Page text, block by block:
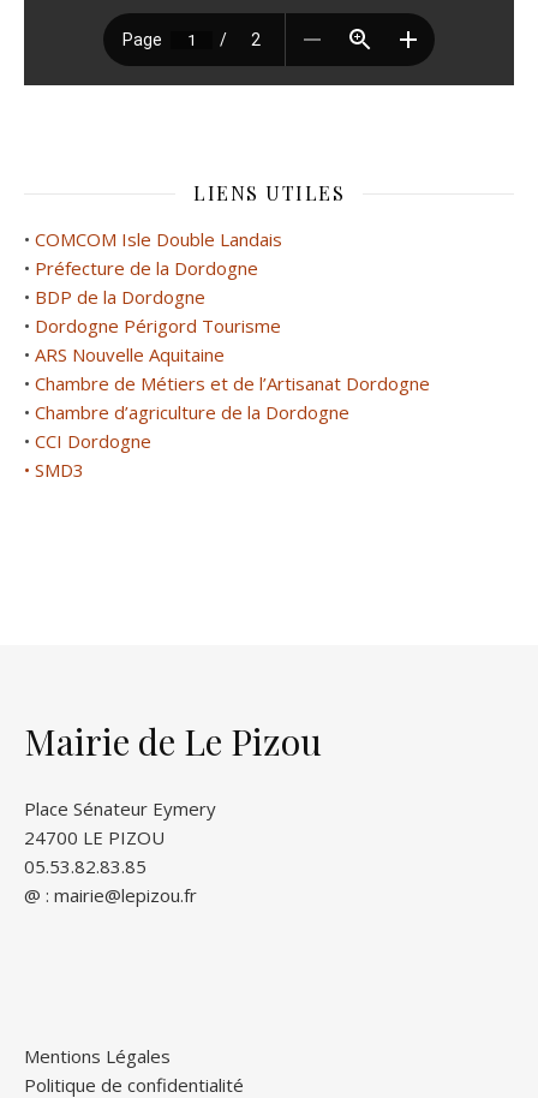
LIENS UTILES
• COMCOM Isle Double Landais
• Préfecture de la Dordogne
• BDP de la Dordogne
• Dordogne Périgord Tourisme
• ARS Nouvelle Aquitaine
• Chambre de Métiers et de l’Artisanat Dordogne
• Chambre d’agriculture de la Dordogne
• CCI Dordogne
• SMD3
Mairie de Le Pizou
Place Sénateur Eymery
24700 LE PIZOU
05.53.82.83.85
@ : mairie@lepizou.fr
Mentions Légales
Politique de confidentialité